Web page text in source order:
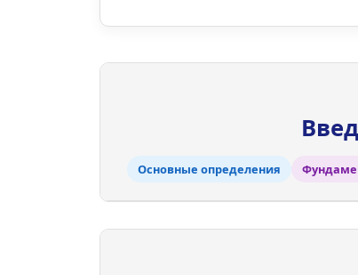
Основные определения